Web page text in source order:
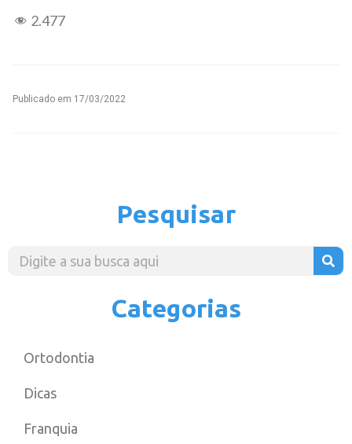
2.477
Publicado em 17/03/2022
Pesquisar
Categorias
Ortodontia
Dicas
Franquia